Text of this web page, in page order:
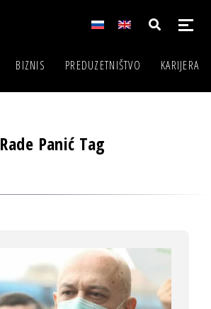
BIZNIS PREDUZETNIŠTVO KARIJERA
Rade Panić Tag